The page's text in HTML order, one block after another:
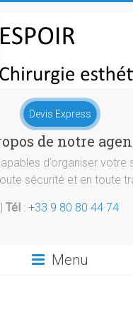
Devis Express
de notre
d’organiser votre
sécurité et en toute
|Tél :+33 9 80 80 44 74
Menu